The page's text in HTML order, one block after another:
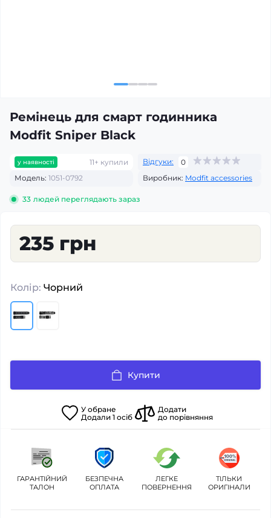
Ремінець для смарт годинника
Modfit Sniper Black
у наявності 11+ купили Відгуки:
0
Модель: 1051-0792 Виробник: Modfit accessories
33 людей переглядають зараз
235 грн
Колір: Чорний
Купити
У обране
Додали 1 осіб
Додати
до порівняння
ГАРАНТІЙНИЙ
ТАЛОН
БЕЗПЕЧНА
ОПЛАТА
ЛЕГКЕ
ПОВЕРНЕННЯ
ТІЛЬКИ
ОРИГІНАЛИ